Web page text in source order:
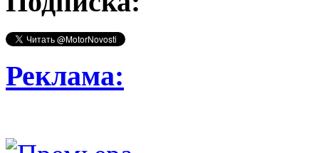
Реклама: